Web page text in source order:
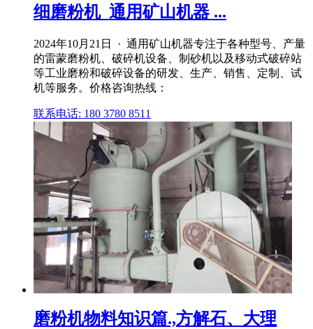
细磨粉机_通用矿山机器 ...
2024年10月21日 · 通用矿山机器专注于各种型号、产量
的雷蒙磨粉机、破碎机设备、制砂机以及移动式破碎站
等工业磨粉和破碎设备的研发、生产、销售、定制、试
机等服务。价格咨询热线：
联系电话: 180 3780 8511
磨粉机物料知识篇.,方解石、大理